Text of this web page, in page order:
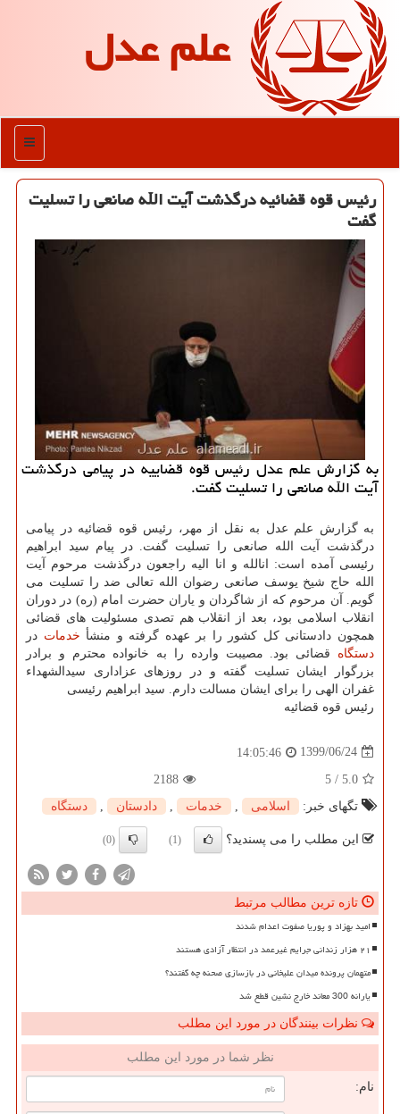
علم عدل
منو
رئیس قوه قضائیه درگذشت آیت الله صانعی را تسلیت
گفت
به گزارش علم عدل رئیس قوه قضاییه در پیامی درگذشت
آیت الله صانعی را تسلیت گفت.
به گزارش علم عدل به نقل از مهر، رئیس قوه قضائیه در پیامی
درگذشت آیت الله صانعی را تسلیت گفت. در پیام سید ابراهیم
رئیسی آمده است: انالله و انا الیه راجعون درگذشت مرحوم آیت
الله حاج شیخ یوسف صانعی رضوان الله تعالی ضد را تسلیت می
گویم. آن مرحوم که از شاگردان و یاران حضرت امام (ره) در دوران
انقلاب اسلامی بود، بعد از انقلاب هم تصدی مسئولیت های قضائی
همچون دادستانی کل کشور را بر عهده گرفته و منشأ خدمات در
دستگاه قضائی بود. مصیبت وارده را به خانواده محترم و برادر
بزرگوار ایشان تسلیت گفته و در روزهای عزاداری سیدالشهداء
غفران الهی را برای ایشان مسالت دارم. سید ابراهیم رئیسی
رئیس قوه قضائیه
1399/06/24
14:05:46
5.0
/
5
2188
تگهای خبر:
اسلامی خدمات دادستان دستگاه
این مطلب را می پسندید؟ (1)
(0)
تازه ترین مطالب مرتبط
امید بهزاد و پوریا صفوت اعدام شدند
۲۱ هزار زندانی جرایم غیرعمد در انتظار آزادی هستند
متهمان پرونده میدان علیخانی در بازسازی صحنه چه گفتند؟
یارانه 300 معاند خارج نشین قطع شد
نظرات بینندگان در مورد این مطلب
نظر شما در مورد این مطلب
نام: